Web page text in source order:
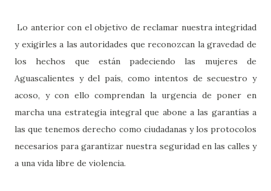
Lo anterior con el objetivo de reclamar nuestra integridad
y exigirles a las autoridades que reconozcan la gravedad de
los hechos que están padeciendo las mujeres de
Aguascalientes y del país, como intentos de secuestro y
acoso, y con ello comprendan la urgencia de poner en
marcha una estrategia integral que abone a las garantías a
las que tenemos derecho como ciudadanas y los protocolos
necesarios para garantizar nuestra seguridad en las calles y
a una vida libre de violencia.